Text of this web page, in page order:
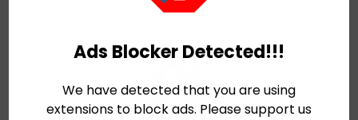
Ads Blocker Detected!!!
We have detected that you are using
extensions to block ads. Please support us